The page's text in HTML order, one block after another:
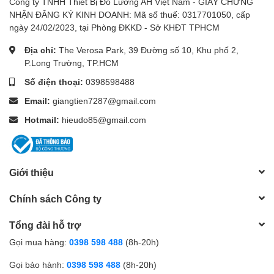
Kích
thước
210 x 75 x 50 mm
Trọng
280g
Chi tiết dải đo:
5 psi / 344.7 mbar / 34.47 kPa
10.18 inHg / 258.5 mmHg
0.344 bar / 0.351 kg/cm²
351.5 cmH2O / 11.53 ftH2O
Bộ sản phẩm bao gồm
Máy chínhHD750
NHẬN ĐĂNG KÝ KINH DOANH: Mã số thuế: 0317701050, cấp
ngày 24/02/2023, tại Phòng ĐKKD - Sở KHĐT TPHCM
Địa chỉ: The Verosa Park, 39 Đường số 10, Khu phố 2,
P.Long Trường, TP.HCM
Số điện thoại: 0398598488
Email: giangtien7287@gmail.com
Hotmail: hieudo85@gmail.com
Giới thiệu
Chính sách Công ty
Tổng đài hỗ trợ
Gọi mua hàng: 0398 598 488 (8h-20h)
Gọi bảo hành: 0398 598 488 (8h-20h)